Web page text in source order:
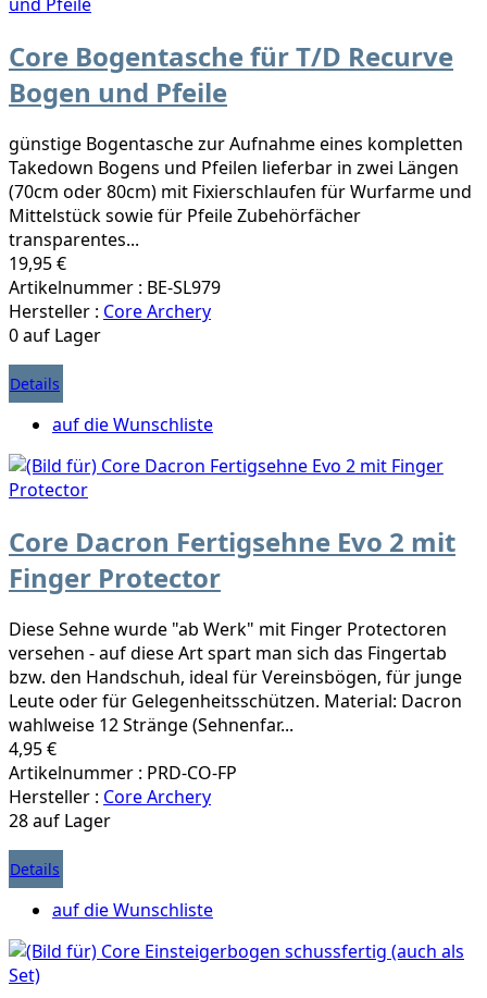
Core Bogentasche für T/D Recurve
Bogen und Pfeile
günstige Bogentasche zur Aufnahme eines kompletten
Takedown Bogens und Pfeilen lieferbar in zwei Längen
(70cm oder 80cm) mit Fixierschlaufen für Wurfarme und
Mittelstück sowie für Pfeile Zubehörfächer
transparentes...
19,95 €
Artikelnummer : BE-SL979
Hersteller : Core Archery
0 auf Lager
Details
auf die Wunschliste
Core Dacron Fertigsehne Evo 2 mit
Finger Protector
Diese Sehne wurde "ab Werk" mit Finger Protectoren
versehen - auf diese Art spart man sich das Fingertab
bzw. den Handschuh, ideal für Vereinsbögen, für junge
Leute oder für Gelegenheitsschützen. Material: Dacron
wahlweise 12 Stränge (Sehnenfar...
4,95 €
Artikelnummer : PRD-CO-FP
Hersteller : Core Archery
28 auf Lager
Details
auf die Wunschliste